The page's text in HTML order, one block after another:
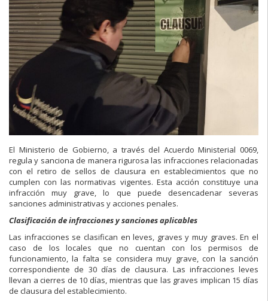
El Ministerio de Gobierno, a través del Acuerdo Ministerial 0069,
regula y sanciona de manera rigurosa las infracciones relacionadas
con el retiro de sellos de clausura en establecimientos que no
cumplen con las normativas vigentes. Esta acción constituye una
infracción muy grave, lo que puede desencadenar severas
sanciones administrativas y acciones penales.
Clasificación de infracciones y sanciones aplicables
Las infracciones se clasifican en leves, graves y muy graves. En el
caso de los locales que no cuentan con los permisos de
funcionamiento, la falta se considera muy grave, con la sanción
correspondiente de 30 días de clausura. Las infracciones leves
llevan a cierres de 10 días, mientras que las graves implican 15 días
de clausura del establecimiento.